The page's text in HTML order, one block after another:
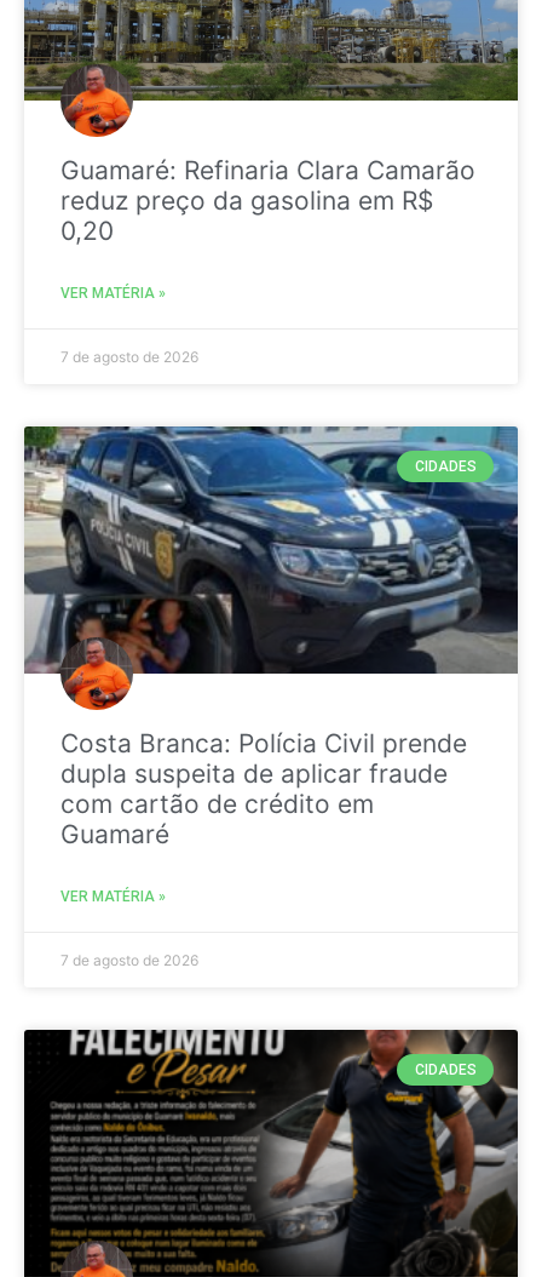
Guamaré: Refinaria Clara Camarão
reduz preço da gasolina em R$
0,20
VER MATÉRIA »
7 de agosto de 2026
CIDADES
Costa Branca: Polícia Civil prende
dupla suspeita de aplicar fraude
com cartão de crédito em
Guamaré
VER MATÉRIA »
7 de agosto de 2026
CIDADES